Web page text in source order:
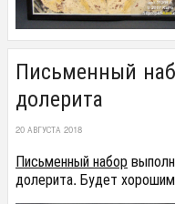
Письменный
долерита
20 АВГУСТА 2018
Письменный набор
долерита. Будет